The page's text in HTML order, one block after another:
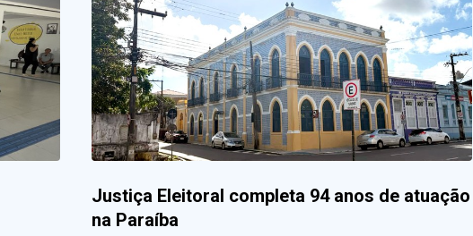
Justiça Eleitoral completa 94 anos de atuação
na Paraíba